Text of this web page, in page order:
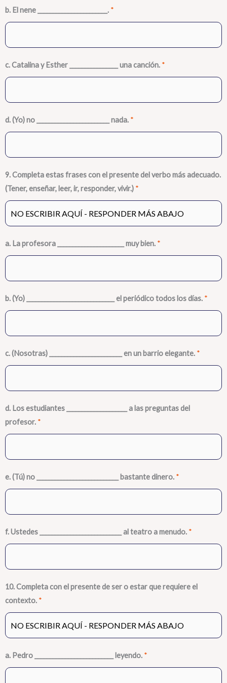
b. El nene _______________________. *
c. Catalina y Esther ________________ una canción. *
d. (Yo) no ________________________ nada. *
9. Completa estas frases con el presente del verbo más adecuado.
(Tener, enseñar, leer, ir, responder, vivir.) *
a. La profesora ______________________ muy bien. *
b. (Yo) _____________________________ el periódico todos los días. *
c. (Nosotras) ________________________ en un barrio elegante. *
d. Los estudiantes ____________________ a las preguntas del
profesor. *
e. (Tú) no ___________________________ bastante dinero. *
f. Ustedes ___________________________ al teatro a menudo. *
10. Completa con el presente de ser o estar que requiere el
contexto. *
a. Pedro __________________________ leyendo. *